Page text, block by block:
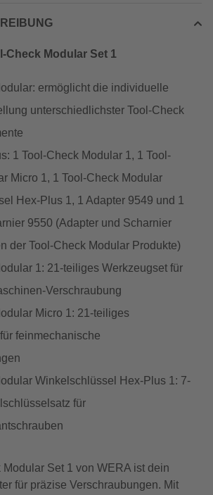
Check Modular Set 1
ermöglicht die individuelle
unterschiedlichster Tool-Check
1 Tool-Check Modular 1, 1 Tool-
Micro 1, 1 Tool-Check Modular
Hex-Plus 1, 1 Adapter 9549 und 1
9550 (Adapter und Scharnier
der Tool-Check Modular Produkte)
1: 21-teiliges Werkzeugset für
Verschraubung
Micro 1: 21-teiliges
feinmechanische
Winkelschlüssel Hex-Plus 1: 7-
für
Modular Set 1 von WERA ist dein
für präzise Verschraubungen. Mit